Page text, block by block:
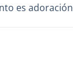
es adoración